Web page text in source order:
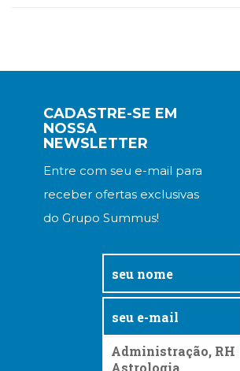
CADASTRE-SE EM
NOSSA
NEWSLETTER
Entre com seu e-mail para
receber ofertas exclusivas
do Grupo Summus!